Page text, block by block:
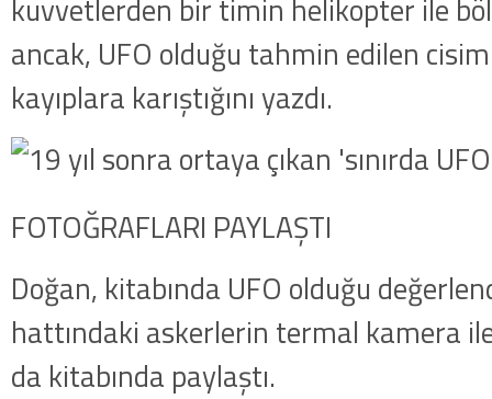
kuvvetlerden bir timin helikopter ile
ancak, UFO olduğu tahmin edilen
kayıplara karıştığını yazdı.
FOTOĞRAFLARI PAYLAŞTI
Doğan, kitabında UFO olduğu
hattındaki askerlerin termal kamera
da kitabında paylaştı.